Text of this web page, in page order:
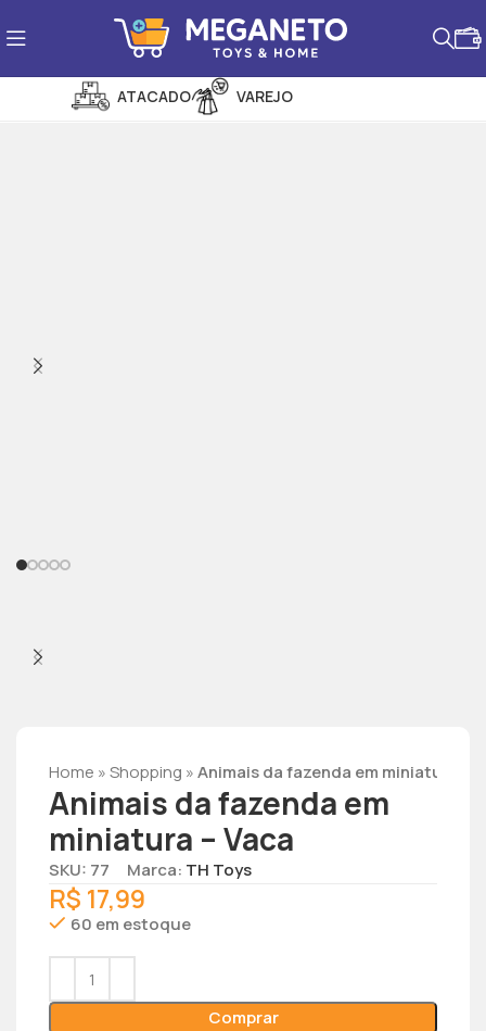
ATACADO VAREJO
Home »Shopping »Animais da fazenda em miniatura –
Animais da fazenda em
miniatura – Vaca
SKU: 77 Marca: TH Toys
R$ 17,99
60 em estoque
Comprar